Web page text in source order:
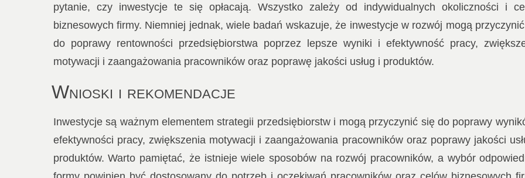
pytanie, czy inwestycje te się opłacają. Wszystko zależy od indywidualnych okoliczności i
biznesowych firmy. Niemniej jednak, wiele badań wskazuje, że inwestycje w rozwój mogą
do poprawy rentowności przedsiębiorstwa poprzez lepsze wyniki i efektywność pracy,
motywacji i zaangażowania pracowników oraz poprawę jakości usług i produktów.
Wnioski i rekomendacje
Inwestycje są ważnym elementem strategii przedsiębiorstw i mogą przyczynić się do poprawy
efektywności pracy, zwiększenia motywacji i zaangażowania pracowników oraz poprawy jakości
produktów. Warto pamiętać, że istnieje wiele sposobów na rozwój pracowników, a wybór